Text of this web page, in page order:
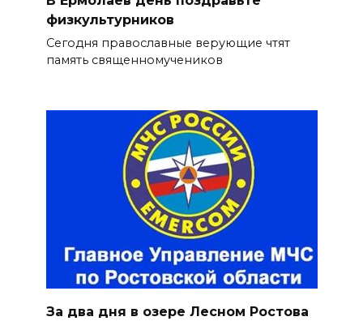
физкультурников
Сегодня православные верующие чтят
память священномучеников
За два дня в озере Лесном Ростова